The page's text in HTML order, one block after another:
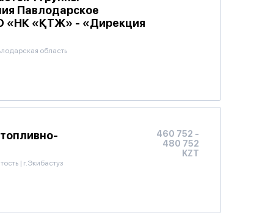
Павлодарское
«НК «ҚТЖ» - «Дирекция
область
| г.Экибастуз
460 752 -
480 752
KZT